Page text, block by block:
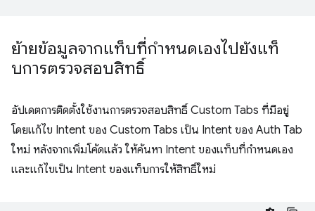
ย้ายข้อมูลจากแท็บที่กำหนดเองไปยังแท็
บการตรวจสอบสิทธิ์
อัปเดตการติดตั้งใช้งานการตรวจสอบสิทธิ์ Custom Tabs ที่มีอยู่
โดยแก้ไข Intent ของ Custom Tabs เป็น Intent ของ Auth Tab
ใหม่ หลังจากเพิ่มโค้ดแล้ว ให้ค้นหา Intent ของแท็บที่กำหนดเอง
และแก้ไขเป็น Intent ของแท็บการให้สิทธิ์ใหม่